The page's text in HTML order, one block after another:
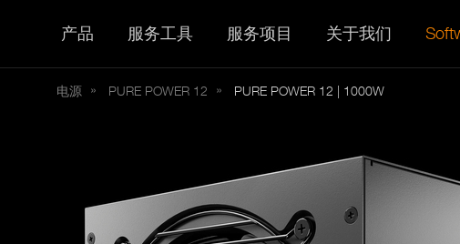
产品 服务工具 服务项目 关于我们
电源 PURE POWER 12 PURE POWER 12 | 1000W